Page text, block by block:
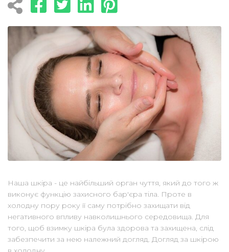
Наша шкіра - це найбільший орган чуття, який до того ж
виконує функцію захисного бар'єра тіла. Проте в
холодну пору року її саму потрібно захищати від
негативного впливу навколишнього середовища. Для
того, щоб взимку шкіра була здорова та захищена, слід
забезпечити за нею належний догляд. Догляд за шкірою